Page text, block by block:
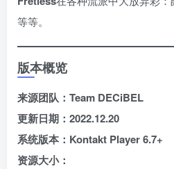
等等。
版本概览
来源团队：Team DECiBEL
更新日期：2022.12.20
系统版本：Kontakt Player 6.7+
资源大小：